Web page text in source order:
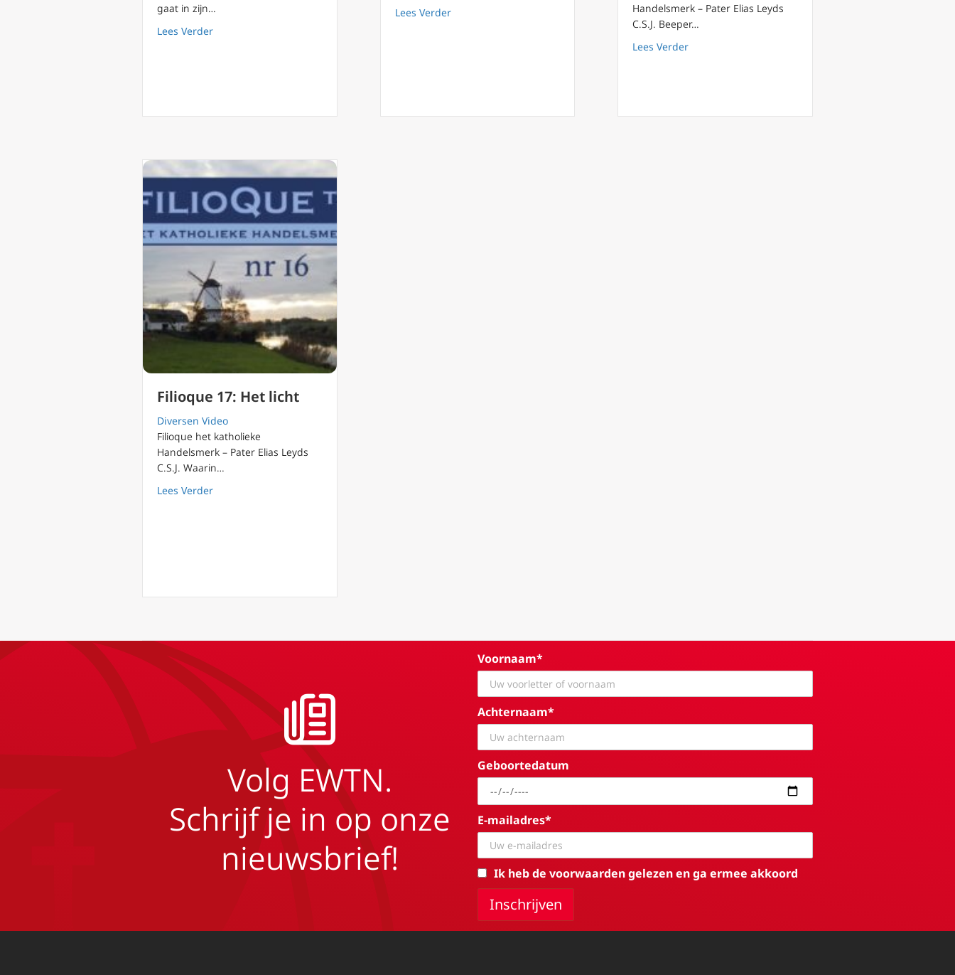
gaat in zijn…
Lees Verderabout FilioQue 104: Leegte voelen voordat God vult – initiatie (2)
Lees Verderabout FilioQue 99: hij ziet de vader in de duisternisHandelsmerk – Pater Elias Leyds
C.S.J. Beeper…
Lees Verderabout FilioQue 38 Beeper in the deep: stilstaan bij je
Filioque 17: Het licht
Diversen Video
Filioque het katholieke
Handelsmerk – Pater Elias Leyds
C.S.J. Waarin…
Lees Verderabout Filioque 17: Het licht
Volg EWTN.
Schrijf je in op onze
nieuwsbrief!
Voornaam*
Achternaam*
Geboortedatum
E-mailadres*
Ik heb de voorwaarden gelezen en ga ermee akkoord